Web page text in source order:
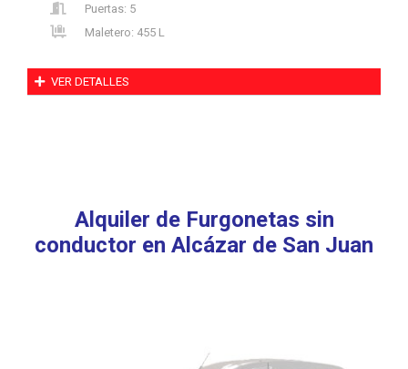
Puertas: 5
Maletero: 455 L
VER DETALLES
Alquiler de Furgonetas sin
conductor en Alcázar de San Juan